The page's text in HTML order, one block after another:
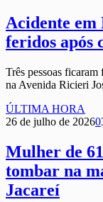
Acidente em
feridos
Três pessoas
na Avenida Ricieri
ÚLTIMA HORA
26 de julho de 20260
Mulher de
tombar na
Jacareí